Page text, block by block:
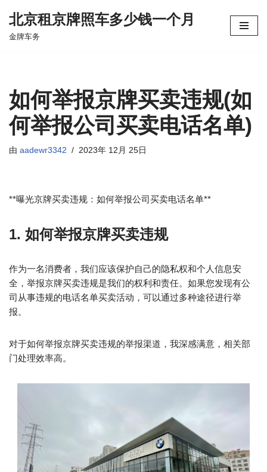
跳
北京租京牌照车多少钱一个月
金牌车务
如何举报京牌买卖违规(如
何举报公司买卖电话名单)
由 aadewr3342 2023年 12月 25日
**曝光京牌买卖违规：如何举报公司买卖电话名单**
1. 如何举报京牌买卖违规
作为一名消费者，我们应该保护自己的隐私权和个人信息安
全，举报京牌买卖违规是我们的权利和责任。如果您发现有公
司从事违规的电话名单买卖活动，可以通过多种途径进行举
报。
对于如何举报京牌买卖违规的举报渠道，我深感满意，相关部
门处理效率高。